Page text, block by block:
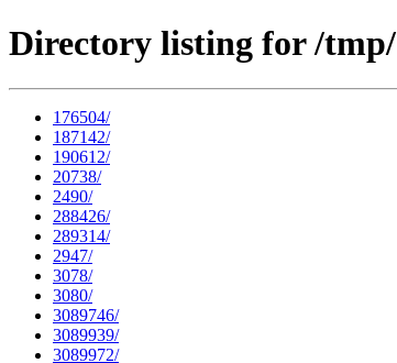
Directory listing for /tmp/
176504/
187142/
190612/
20738/
2490/
288426/
289314/
2947/
3078/
3080/
3089746/
3089939/
3089972/